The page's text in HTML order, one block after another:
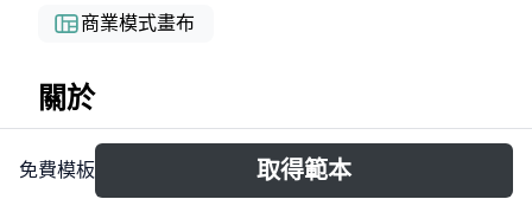
商業模式畫布
關於
Este mapa mental de incentivos fiscais em
Campinas/SP consolida quatro leis municipais
免費模板 取得範本